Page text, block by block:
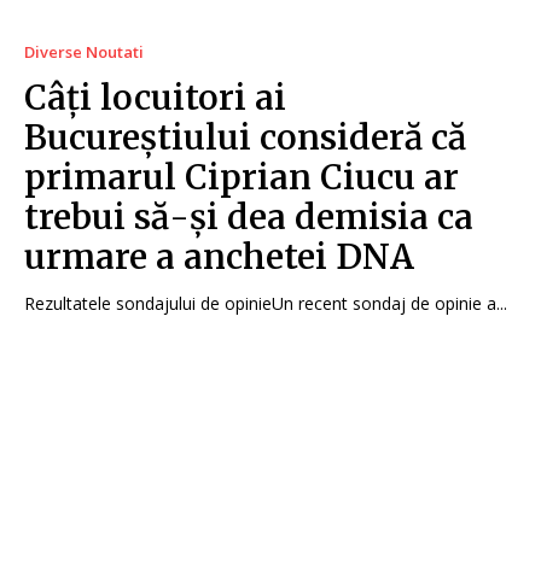
Diverse Noutati
Câți locuitori ai
Bucureștiului consideră că
primarul Ciprian Ciucu ar
trebui să-și dea demisia ca
urmare a anchetei DNA
Rezultatele sondajului de opinieUn recent sondaj de opinie a...